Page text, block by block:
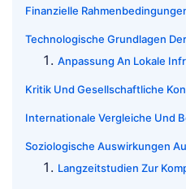
Finanzielle
Technologische Grundlagen
Anpassung An Lokale
Kritik Und Gesellschaftliche
Internationale Vergleiche Und
Soziologische Auswirkungen
Langzeitstudien Zur